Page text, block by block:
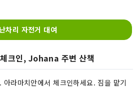
난차리 자전거 대여
크인, Johana 주변 산책
라마치안에서 체크인하세요. 짐을 맡기